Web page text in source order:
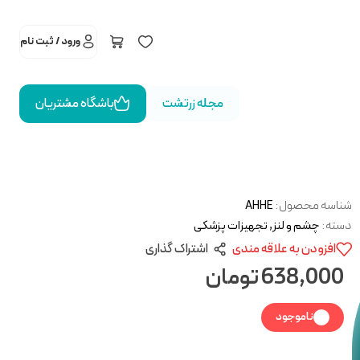
ورود / ثبت نام
مجله زرتشت باشگاه مشتریان
شناسه محصول:AHHE
دسته: چشم و لنز,تجهیزات پزشکی
افزودن به علاقه مندی اشتراک گذاری
638,000تومان
ناموجود